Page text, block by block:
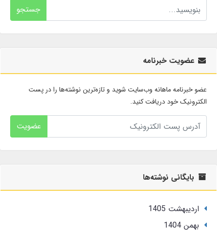
جستجو
عضویت خبرنامه
عضو خبرنامه ماهانه وب‌سایت شوید و تازه‌ترین نوشته‌ها را در پست
الکترونیک خود دریافت کنید.
عضویت
بایگانی نوشته‌ها
ارديبهشت 1405
بهمن 1404